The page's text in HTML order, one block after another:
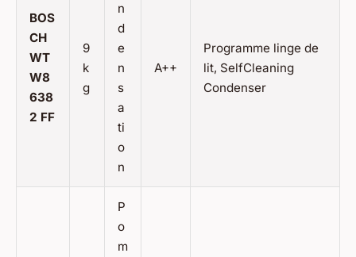
BOS
CH
WT
W8
638
2 FF
9
k
g
n
d
e
n
s
a
ti
o
n
A++
Programme linge de
lit, SelfCleaning
Condenser
P
o
m